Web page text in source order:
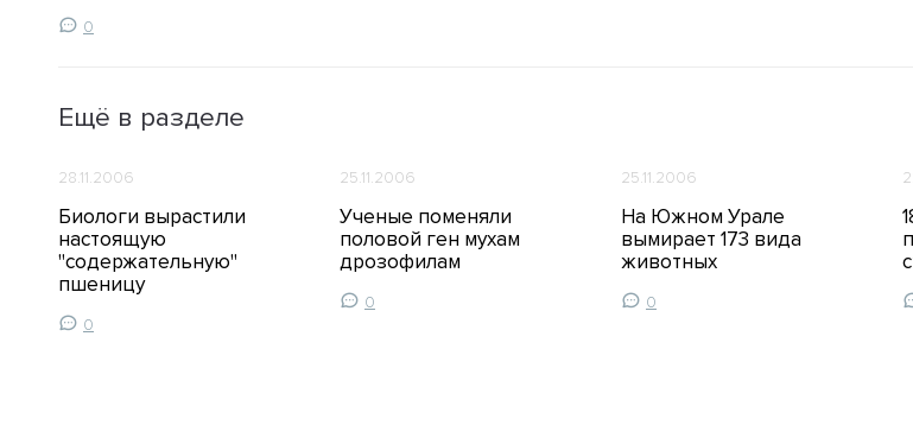
0
Ещё в разделе
28.11.2006
Биологи вырастили
настоящую
"содержательную"
пшеницу
0
25.11.2006
Ученые поменяли
половой ген мухам
дрозофилам
0
25.11.2006
На Южном Урале
вымирает 173 вида
животных
0